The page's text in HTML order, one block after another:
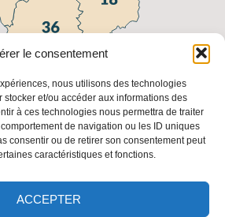
le consentement
nous utilisons des technologies
et/ou accéder aux informations des
à ces technologies nous permettra de traiter
de navigation ou les ID uniques
consentir ou de retirer son consentement peut
caractéristiques et fonctions.
ACCEPTER
utiles
Fédération
Nationale
Les
adresses